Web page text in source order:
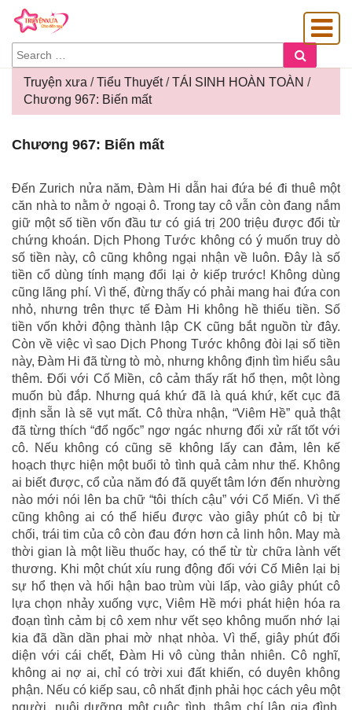
SEARCH
FOR:
Truyện xưa /Tiểu Thuyết/TÁI SINH HOÀN TOÀN /
Chương 967: Biến mất
mất
Chương 967: Biến mất
Đến Zurich nửa năm, Đàm Hi dẫn hai đứa bé đi thuê một
căn nhà to nằm ở ngoại ô. Trong tay cô vẫn còn đang nắm
giữ một số tiền vốn đầu tư có giá trị 200 triệu được đổi từ
chứng khoán. Dịch Phong Tước không có ý muốn truy dò
số tiền này, cô cũng không ngại nhận về luôn. Đây là số
tiền cổ dùng tính mạng đổi lại ở kiếp trước! Không dùng
cũng lãng phí. Vì thế, đừng thấy có phải mang hai đứa con
nhỏ, nhưng trên thực tế Đàm Hi không hề thiếu tiền. Số
tiền vốn khởi động thành lập CK cũng bắt nguồn từ đây.
Còn về việc vì sao Dịch Phong Tước không đòi lại số tiền
này, Đàm Hi đã từng tò mò, nhưng không định tìm hiểu sâu
thêm. Đối với Cố Miền, cô cảm thấy rất hổ thẹn, một lòng
muốn bù đắp. Nhưng quá khứ đã là quá khứ, kết cục đã
định sẵn là sẽ vụt mất. Cô thừa nhận, “Viêm Hề” quả thật
đã từng thích “đổ ngốc” ngơ ngác nhưng đối xử rất tốt với
cô. Nếu không có cũng sẽ không lấy can đảm, lên kế
hoạch thực hiện một buổi tỏ tình quả cảm như thế. Không
ai biết được, cổ của năm đó đã quyết tâm lớn đến nhường
nào mới nói lên ba chữ “tôi thích cậu” với Cổ Miến. Vì thế
cũng không ai có thể hiểu được vào giây phút cô bị từ
chối, trái tim của cô còn đau đớn hơn cả linh hôn. May mà
thời gian là một liều thuốc hay, có thể từ từ chữa lành vết
thương. Khi một chút xíu rung động đối với Cố Miên lại bị
sự hổ thẹn và hối hận bao trùm vùi lấp, vào giây phút cô
lựa chọn nhảy xuống vực, Viêm Hề mới phát hiện hóa ra
đoạn tình cảm bị cô xem như vết sẹo không muốn nhớ lại
kia đã dần dần phai mờ nhạt nhòa. Vì thế, giây phút đối
diện với cái chết, Đàm Hi vô cùng thản nhiên. Cô nghĩ,
không ai nợ ai, chỉ có trời xui đất khiến, có duyên không
phận. Nếu có kiếp sau, cô nhất định phải học cách yêu một
người, nuôi dưỡng một cuộc tình, thậm chí lập gia đình,